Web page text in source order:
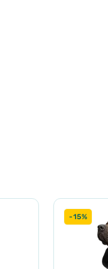
-15%